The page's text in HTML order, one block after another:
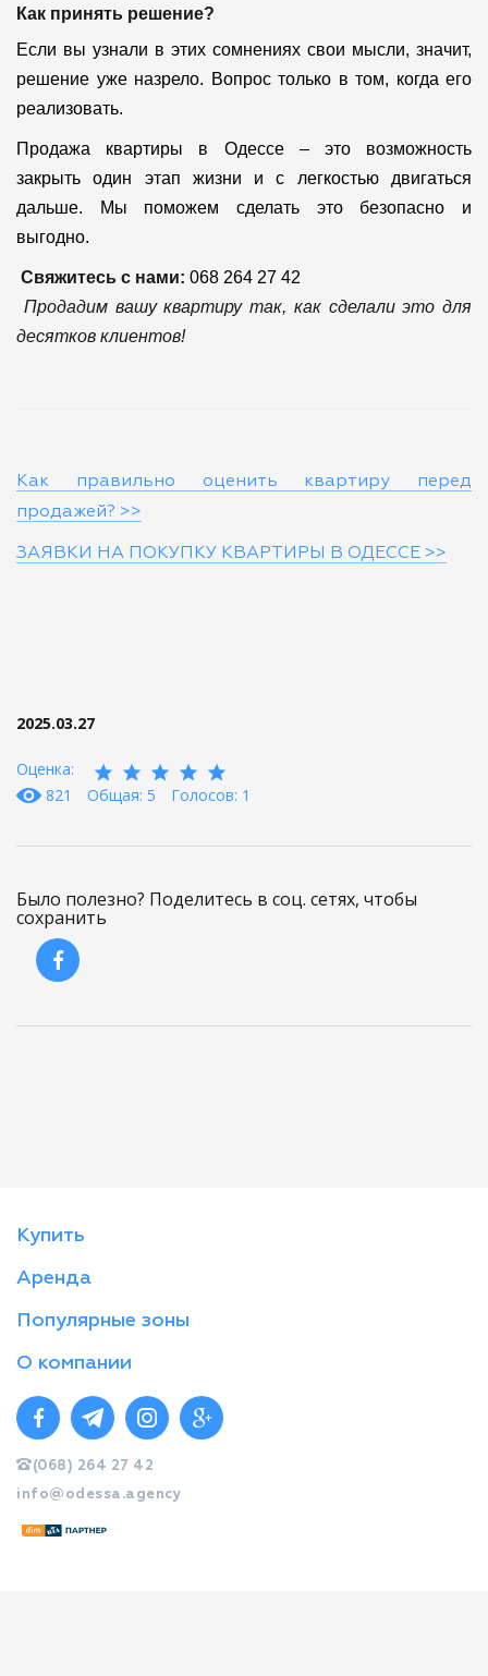
Как принять решение?
Если вы узнали в этих сомнениях свои мысли, значит,
решение уже назрело. Вопрос только в том, когда его
реализовать.
Продажа квартиры в Одессе – это возможность
закрыть один этап жизни и с легкостью двигаться
дальше. Мы поможем сделать это безопасно и
выгодно.
Свяжитесь с нами: 068 264 27 42
Продадим вашу квартиру так, как сделали это для
десятков клиентов!
Как правильно оценить квартиру перед
продажей? >>
ЗАЯВКИ НА ПОКУПКУ КВАРТИРЫ В ОДЕССЕ >>
2025.03.27
Оценка:
821
Общая: 5 Голосов: 1
Было полезно? Поделитесь в соц. сетях, чтобы
сохранить
Купить
Аренда
Популярные зоны
О компании
(068) 264 27 42
info@odessa.agency